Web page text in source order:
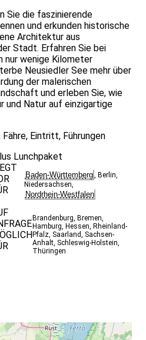
Sie die faszinierende
und erkunden historische
Architektur aus
Stadt. Erfahren Sie bei
nur wenige Kilometer
Neusiedler See mehr über
der malerischen
und erleben Sie, wie
und Natur auf einzigartige
Eintritt, Führungen
Lunchpaket
Baden-Württemberg Berlin
Niedersachsen
Nordrhein-Westfalen
Brandenburg Bremen
Hamburg Hessen Rheinland-
Pfalz Saarland
Sachsen-
Anhalt Schleswig-Holstein
Thüringen